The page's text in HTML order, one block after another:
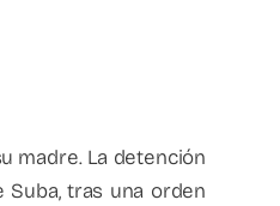
madre. La detención
Suba, tras una orden